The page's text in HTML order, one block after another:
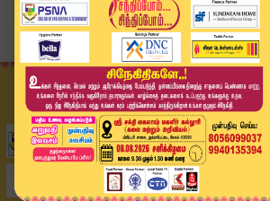
Home
வீடியோ ஸ்டோரி
சற்று நேரத்தில் தவெகவில்